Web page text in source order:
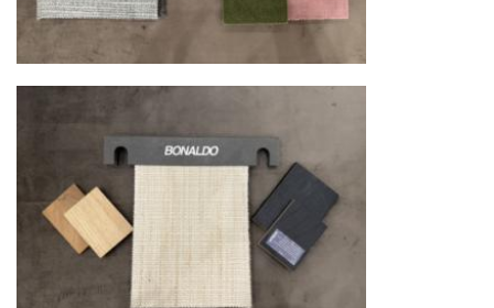
Подъём на этажи — доставка мебели и
дверных блоков в квартиры и офисы с
Распаковка и расстановка
распаковывают товар и устанавливают его в
указанное место
Вывоз упаковочного материала
очистка помещения от тары и упаковки